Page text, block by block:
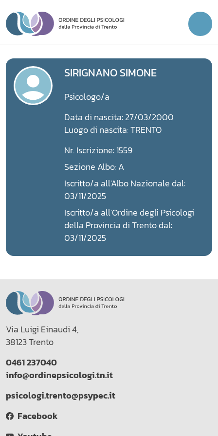
Vai
SIRIGNANO SIMONE
Psicologo/a
Data di nascita: 27/03/2000
Luogo di nascita: TRENTO
Nr. Iscrizione: 1559
Sezione Albo: A
Iscritto/a all'Albo Nazionale dal:
03/11/2025
Iscritto/a all'Ordine degli Psicologi
della Provincia di Trento dal:
03/11/2025
Via Luigi Einaudi 4,
38123 Trento
0461 237040
info@ordinepsicologi.tn.it
psicologi.trento@psypec.it
Facebook